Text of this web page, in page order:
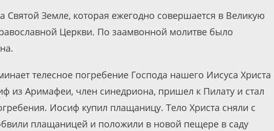
Святой Земле, которая ежегодно совершается в Великую
Церкви. По заамвонной молитве было
телесное погребение Господа нашего Иисуса Христа
из Аримафеи, член синедриона, пришел к Пилату и стал
Иосиф купил плащаницу. Тело Христа сняли с
плащаницей и положили в новой пещере в саду